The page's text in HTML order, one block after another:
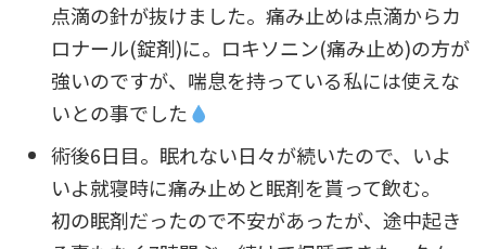
点滴の針が抜けました。痛み止めは点滴からカ
ロナール(錠剤)に。ロキソニン(痛み止め)の方が
強いのですが、喘息を持っている私には使えな
いとの事でした
術後6日目。眠れない日々が続いたので、いよ
いよ就寝時に痛み止めと眠剤を貰って飲む。
初の眠剤だったので不安があったが、途中起き